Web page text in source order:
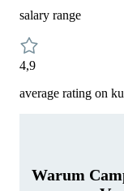
salary range
4,9
average rating on
Warum